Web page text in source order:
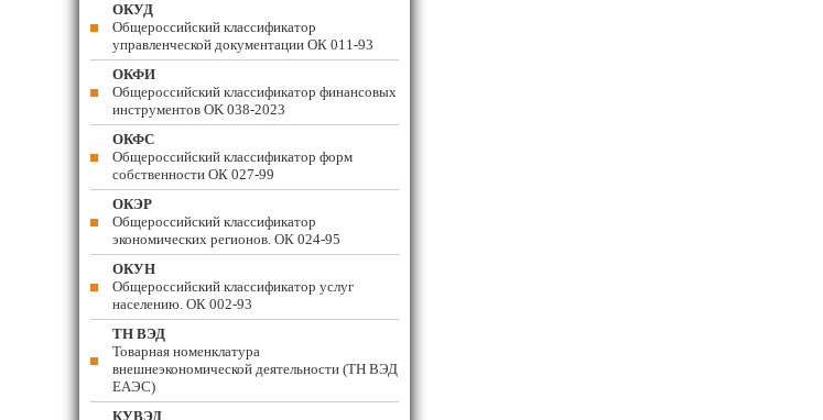
ОКУД
Общероссийский классификатор
управленческой документации ОК 011-93
ОКФИ
Общероссийский классификатор финансовых
инструментов OK 038-2023
ОКФС
Общероссийский классификатор форм
собственности ОК 027-99
ОКЭР
Общероссийский классификатор
экономических регионов. ОК 024-95
ОКУН
Общероссийский классификатор услуг
населению. ОК 002-93
ТН ВЭД
Товарная номенклатура
внешнеэкономической деятельности (ТН ВЭД
ЕАЭС)
КУВЭД